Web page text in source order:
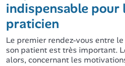
indispensable pour
praticien
Le premier rendez-vous entre
son patient est très important.
alors, concernant les